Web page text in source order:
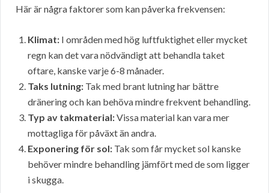
Här är några faktorer som kan påverka frekvensen:
Klimat: I områden med hög luftfuktighet eller mycket
regn kan det vara nödvändigt att behandla taket
oftare, kanske varje 6-8 månader.
Taks lutning: Tak med brant lutning har bättre
dränering och kan behöva mindre frekvent behandling.
Typ av takmaterial:Vissa material kan vara mer
mottagliga för påväxt än andra.
Exponering för sol: Tak som får mycket sol kanske
behöver mindre behandling jämfört med de som ligger
i skugga.